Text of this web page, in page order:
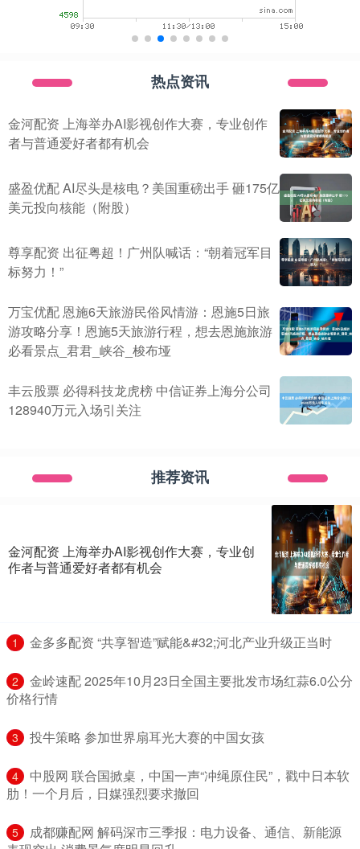
热点资讯
金河配资 上海举办AI影视创作大赛，专业创作
者与普通爱好者都有机会
盛盈优配 AI尽头是核电？美国重磅出手 砸175亿
美元投向核能（附股）
尊享配资 出征粤超！广州队喊话：“朝着冠军目
标努力！”
万宝优配 恩施6天旅游民俗风情游：恩施5日旅
游攻略分享！恩施5天旅游行程，想去恩施旅游
必看景点_君君_峡谷_梭布垭
丰云股票 必得科技龙虎榜 中信证券上海分公司
128940万元入场引关注
推荐资讯
金河配资 上海举办AI影视创作大赛，专业创
作者与普通爱好者都有机会
1 ​金多多配资 “共享智造”赋能&#32;河北产业升级正当时
2
​金岭速配 2025年10月23日全国主要批发市场红蒜6.0公分
价格行情
3 ​投牛策略 参加世界扇耳光大赛的中国女孩
4
​中股网 联合国掀桌，中国一声“冲绳原住民”，戳中日本软
肋！一个月后，日媒强烈要求撤回
5
​成都赚配网 解码深市三季报：电力设备、通信、新能源